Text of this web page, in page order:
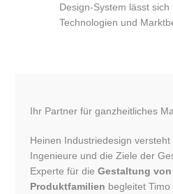
Design-System lässt
Technologien und
Ihr Partner für ganzheitliches
Heinen Industriedesign
Ingenieure und die Ziele der
Experte für die Gestaltung von
Produktfamilien begleitet